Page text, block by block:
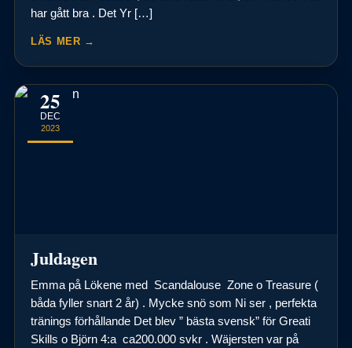
har gått bra . Det Yr […]
LÄS MER →
25
DEC
2023
Juldagen
Emma på Lökene med Scandalouse Zone o Treasure (
båda fyller snart 2 år) . Mycke snö som Ni ser , perfekta
tränings förhållande Det blev ” bästa svensk” för Greati
Skills o Björn 4:a ca200.000 svkr . Wäjersten var på